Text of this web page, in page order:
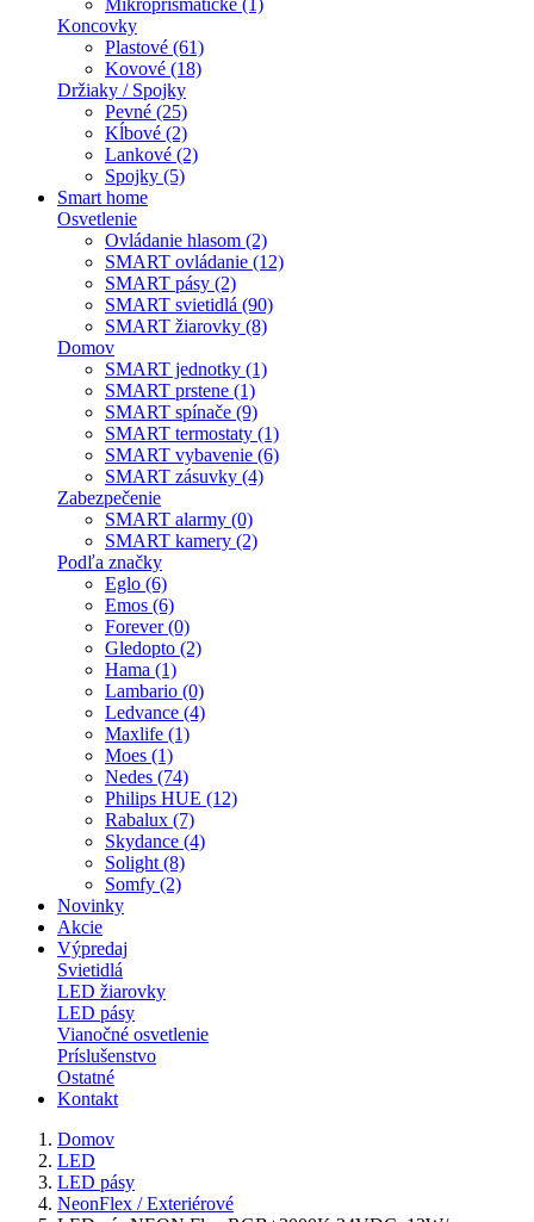
Mikroprismatické (1)
Koncovky
Plastové (61)
Kovové (18)
Držiaky / Spojky
Pevné (25)
Kĺbové (2)
Lankové (2)
Spojky (5)
Smart home
Osvetlenie
Ovládanie hlasom (2)
SMART ovládanie (12)
SMART pásy (2)
SMART svietidlá (90)
SMART žiarovky (8)
Domov
SMART jednotky (1)
SMART prstene (1)
SMART spínače (9)
SMART termostaty (1)
SMART vybavenie (6)
SMART zásuvky (4)
Zabezpečenie
SMART alarmy (0)
SMART kamery (2)
Podľa značky
Eglo (6)
Emos (6)
Forever (0)
Gledopto (2)
Hama (1)
Lambario (0)
Ledvance (4)
Maxlife (1)
Moes (1)
Nedes (74)
Philips HUE (12)
Rabalux (7)
Skydance (4)
Solight (8)
Somfy (2)
Novinky
Akcie
Výpredaj
Svietidlá
LED žiarovky
LED pásy
Vianočné osvetlenie
Príslušenstvo
Ostatné
Kontakt
Domov
LED
LED pásy
NeonFlex / Exteriérové